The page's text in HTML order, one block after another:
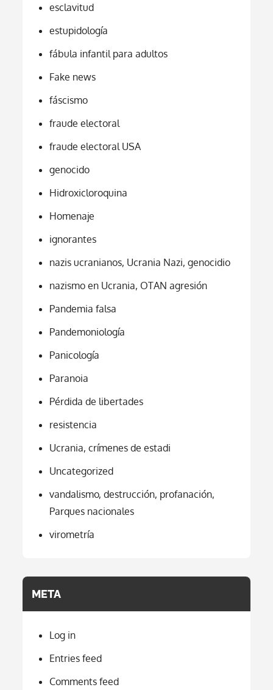
esclavitud
estupidología
fábula infantil para adultos
Fake news
fáscismo
fraude electoral
fraude electoral USA
genocido
Hidroxicloroquina
Homenaje
ignorantes
nazis ucranianos, Ucrania Nazi, genocidio
nazismo en Ucrania, OTAN agresión
Pandemia falsa
Pandemoniología
Panicología
Paranoia
Pérdida de libertades
resistencia
Ucrania, crímenes de estadi
Uncategorized
vandalismo, destrucción, profanación,
Parques nacionales
virometría
META
Log in
Entries feed
Comments feed